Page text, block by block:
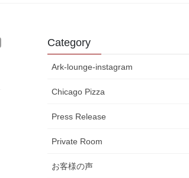
Category
Ark-lounge-instagram
Chicago Pizza
Press Release
Private Room
お客様の声